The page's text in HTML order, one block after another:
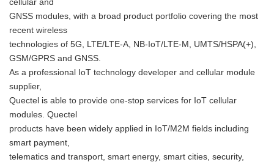
cellular and
GNSS modules, with a broad product portfolio covering the most
recent wireless
technologies of 5G, LTE/LTE-A, NB-IoT/LTE-M, UMTS/HSPA(+),
GSM/GPRS and GNSS.
As a professional IoT technology developer and cellular module
supplier,
Quectel is able to provide one-stop services for IoT cellular
modules. Quectel
products have been widely applied in IoT/M2M fields including
smart payment,
telematics and transport, smart energy, smart cities, security,